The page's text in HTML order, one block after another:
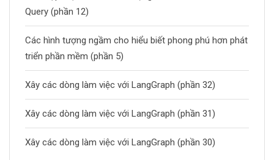
Query (phần 12)
Các hình tượng ngầm cho hiểu biết phong phú hơn phát
triển phần mềm (phần 5)
Xây các dòng làm việc với LangGraph (phần 32)
Xây các dòng làm việc với LangGraph (phần 31)
Xây các dòng làm việc với LangGraph (phần 30)